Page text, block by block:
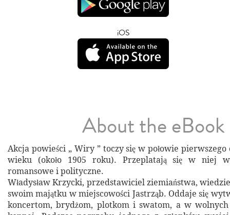
iOS
About the eBook
Akcja powieści „ Wiry ” toczy się w połowie pierwszego
wieku (około 1905 roku). Przeplatają się w niej
romansowe i polityczne.
Władysław Krzycki, przedstawiciel ziemiaństwa,
swoim majątku w miejscowości Jastrząb. Oddaje się
koncertom, brydżom, plotkom i swatom, a w